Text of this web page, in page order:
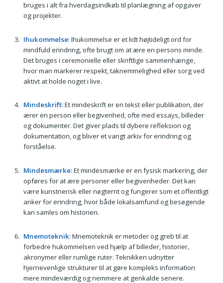
bruges i alt fra hverdagsindkøb til planlægning af opgaver
og projekter.
Ihukommelse: Ihukommelse er et lidt højtideligt ord for
mindfuld erindring, ofte brugt om at ære en persons minde.
Det bruges i ceremonielle eller skriftlige sammenhænge,
hvor man markerer respekt, taknemmelighed eller sorg ved
aktivt at holde noget i live.
Mindeskrift: Et mindeskrift er en tekst eller publikation, der
ærer en person eller begivenhed, ofte med essays, billeder
og dokumenter. Det giver plads til dybere refleksion og
dokumentation, og bliver et varigt arkiv for erindring og
forståelse.
Mindesmærke: Et mindesmærke er en fysisk markering, der
opføres for at ære personer eller begivenheder. Det kan
være kunstnerisk eller nøgternt og fungerer som et offentligt
anker for erindring, hvor både lokalsamfund og besøgende
kan samles om historien.
Mnemoteknik: Mnemoteknik er metoder og greb til at
forbedre hukommelsen ved hjælp af billeder, historier,
akronymer eller rumlige ruter. Teknikken udnytter
hjernevenlige strukturer til at gøre kompleks information
mere mindeværdig og nemmere at genkalde senere.